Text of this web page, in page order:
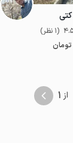
(1 نظر)
تومان
از 1